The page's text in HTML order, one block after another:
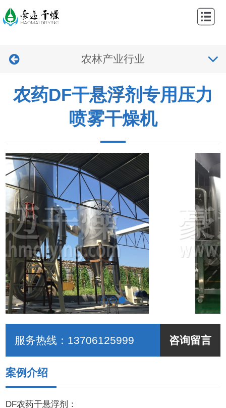
网
心
中
系
们
农林产业行业
农药DF干悬浮剂专用压力
喷雾干燥机
服务热线： 13706125999 咨询留言
案例介绍
DF农药干悬浮剂：